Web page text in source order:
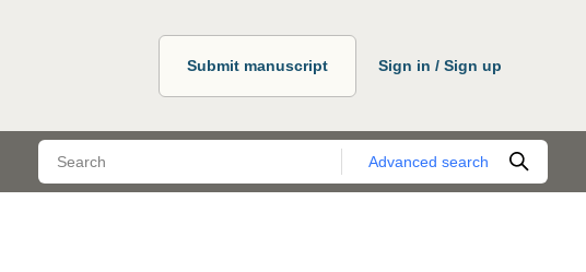
Submit manuscript Sign in / Sign up
Advanced search